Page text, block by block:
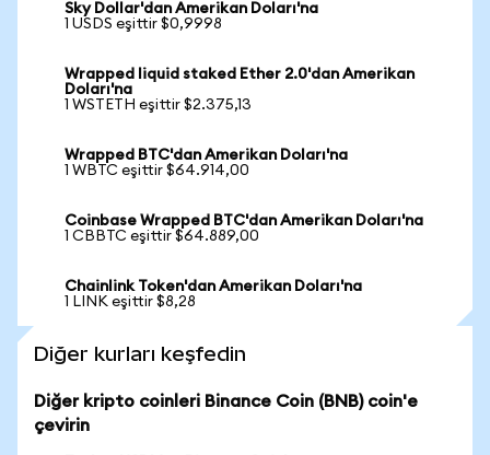
Sky Dollar'dan Amerikan Doları'na
1 USDS eşittir $0,9998
Wrapped liquid staked Ether 2.0'dan Amerikan
Doları'na
1 WSTETH eşittir $2.375,13
Wrapped BTC'dan Amerikan Doları'na
1 WBTC eşittir $64.914,00
Coinbase Wrapped BTC'dan Amerikan Doları'na
1 CBBTC eşittir $64.889,00
Chainlink Token'dan Amerikan Doları'na
1 LINK eşittir $8,28
Diğer kurları keşfedin
Diğer kripto coinleri Binance Coin (BNB) coin'e
çevirin